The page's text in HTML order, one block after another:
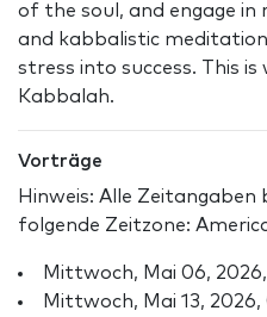
of the soul, and engage
and kabbalistic
stress into success. This
Kabbalah.
Vorträge
Hinweis: Alle Zeitangaben
folgende Zeitzone:
Mittwoch, Mai 06,
Mittwoch, Mai 13,